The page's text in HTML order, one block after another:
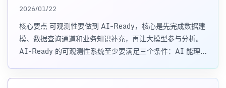
2026/01/22
核心要点 可观测性要做到 AI-Ready，核心是先完成数据建
模、数据查询通道和业务知识补充，再让大模型参与分析。
AI-Ready 的可观测性系统至少要满足三个条件：AI 能理